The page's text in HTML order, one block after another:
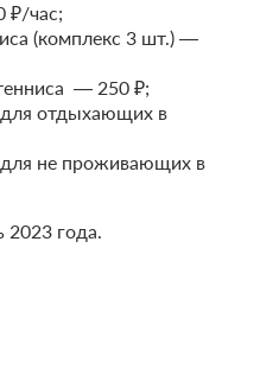
₽/час;
(комплекс 3 шт.) —
— 250 ₽;
для отдыхающих в
для не проживающих в
2023 года.